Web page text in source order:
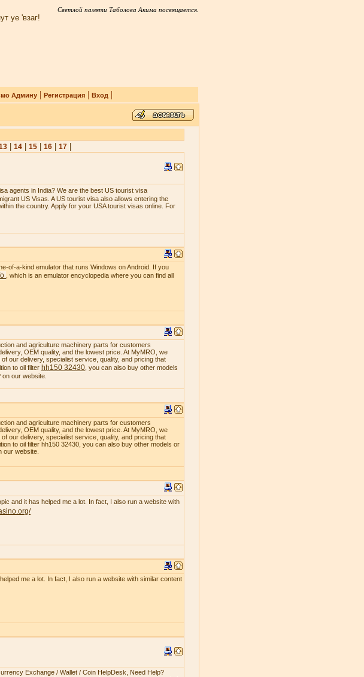
Светлой памяти Таболова Акима посвящается.
уе 'взаг!
Админу| Регистрация| Вход |
| 14| 15| 16| 17|
agents in India? We are the best US tourist visa
US Visas. A US tourist visa also allows entering the
the country. Apply for your USA tourist visas online. For
of-a-kind emulator that runs Windows on Android. If you
, which is an emulator encyclopedia where you can find all
and agriculture machinery parts for customers
OEM quality, and the lowest price. At MyMRO, we
our delivery, specialist service, quality, and pricing that
to oil filter hh150 32430 , you can also buy other models
our website.
and agriculture machinery parts for customers
OEM quality, and the lowest price. At MyMRO, we
our delivery, specialist service, quality, and pricing that
to oil filter hh150 32430, you can also buy other models or
our website.
and it has helped me a lot. In fact, I also run a website with
me a lot. In fact, I also run a website with similar content
Exchange / Wallet / Coin HelpDesk, Need Help?